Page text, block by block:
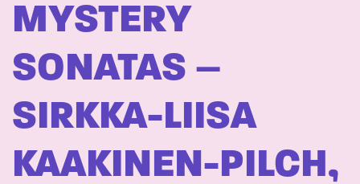
MYSTERY
SONATAS –
SIRKKA-LIISA
KAAKINEN-PILCH,